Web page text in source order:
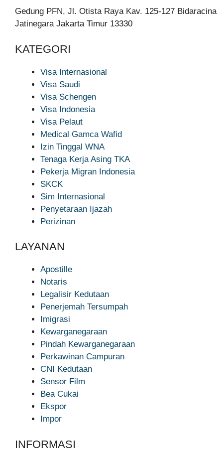
Gedung PFN, Jl. Otista Raya Kav. 125-127 Bidaracina
Jatinegara Jakarta Timur 13330
KATEGORI
Visa Internasional
Visa Saudi
Visa Schengen
Visa Indonesia
Visa Pelaut
Medical Gamca Wafid
Izin Tinggal WNA
Tenaga Kerja Asing TKA
Pekerja Migran Indonesia
SKCK
Sim Internasional
Penyetaraan Ijazah
Perizinan
LAYANAN
Apostille
Notaris
Legalisir Kedutaan
Penerjemah Tersumpah
Imigrasi
Kewarganegaraan
Pindah Kewarganegaraan
Perkawinan Campuran
CNI Kedutaan
Sensor Film
Bea Cukai
Ekspor
Impor
INFORMASI